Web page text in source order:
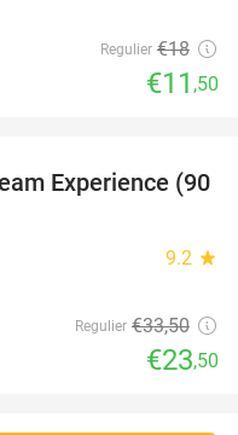
Regulier €18
€11 ,50
30%
Experience (90
9.2 star
Regulier €33,50
€23,50